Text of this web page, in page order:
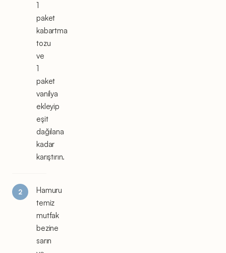
1
paket
kabartma
tozu
ve
1
paket
vanilya
ekleyip
eşit
dağılana
kadar
karıştırın.
Hamuru
temiz
mutfak
bezine
sarın